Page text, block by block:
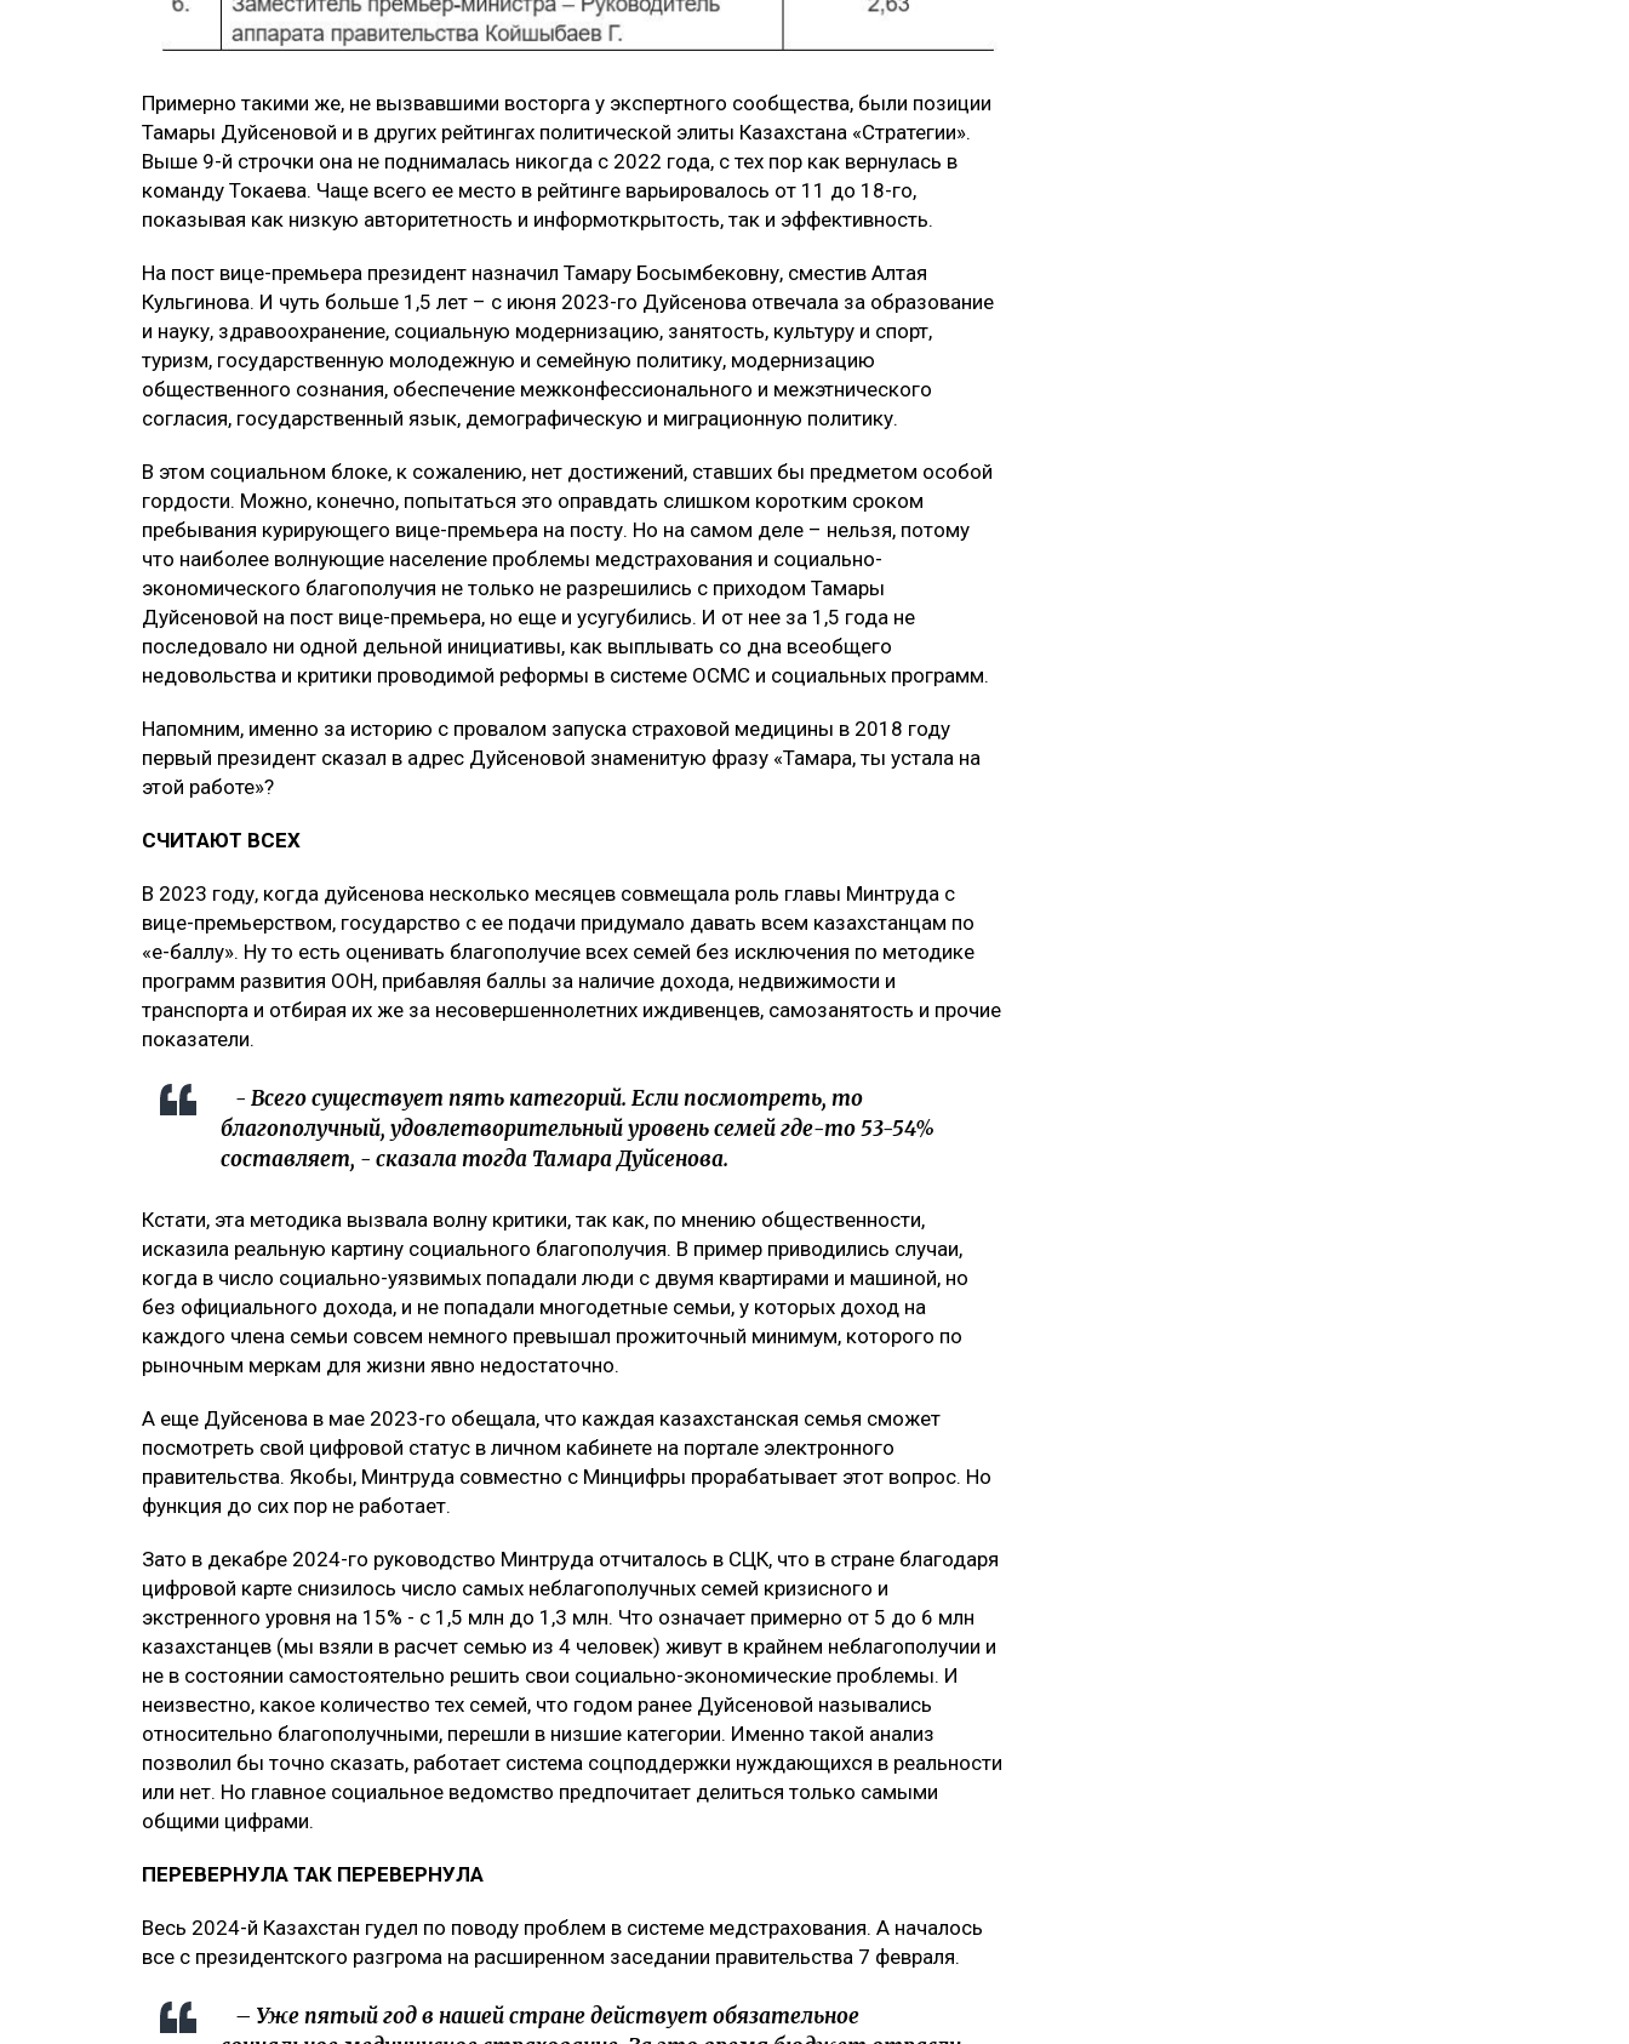
Примерно такими же, не вызвавшими восторга у экспертного сообщества, были позиции
Тамары Дуйсеновой и в других рейтингах политической элиты Казахстана «Стратегии».
Выше 9-й строчки она не поднималась никогда с 2022 года, с тех пор как вернулась в
команду Токаева. Чаще всего ее место в рейтинге варьировалось от 11 до 18-го,
показывая как низкую авторитетность и информоткрытость, так и эффективность.
На пост вице-премьера президент назначил Тамару Босымбековну, сместив Алтая
Кульгинова. И чуть больше 1,5 лет – с июня 2023-го Дуйсенова отвечала за образование
и науку, здравоохранение, социальную модернизацию, занятость, культуру и спорт,
туризм, государственную молодежную и семейную политику, модернизацию
общественного сознания, обеспечение межконфессионального и межэтнического
согласия, государственный язык, демографическую и миграционную политику.
В этом социальном блоке, к сожалению, нет достижений, ставших бы предметом особой
гордости. Можно, конечно, попытаться это оправдать слишком коротким сроком
пребывания курирующего вице-премьера на посту. Но на самом деле – нельзя, потому
что наиболее волнующие население проблемы медстрахования и социально-
экономического благополучия не только не разрешились с приходом Тамары
Дуйсеновой на пост вице-премьера, но еще и усугубились. И от нее за 1,5 года не
последовало ни одной дельной инициативы, как выплывать со дна всеобщего
недовольства и критики проводимой реформы в системе ОСМС и социальных программ.
Напомним, именно за историю с провалом запуска страховой медицины в 2018 году
первый президент сказал в адрес Дуйсеновой знаменитую фразу «Тамара, ты устала на
этой работе»?
СЧИТАЮТ ВСЕХ
В 2023 году, когда дуйсенова несколько месяцев совмещала роль главы Минтруда с
вице-премьерством, государство с ее подачи придумало давать всем казахстанцам по
«е-баллу». Ну то есть оценивать благополучие всех семей без исключения по методике
программ развития ООН, прибавляя баллы за наличие дохода, недвижимости и
транспорта и отбирая их же за несовершеннолетних иждивенцев, самозанятость и прочие
показатели.
- Всего существует пять категорий. Если посмотреть, то
благополучный, удовлетворительный уровень семей где-то 53-54%
составляет, - сказала тогда Тамара Дуйсенова.
Кстати, эта методика вызвала волну критики, так как, по мнению общественности,
исказила реальную картину социального благополучия. В пример приводились случаи,
когда в число социально-уязвимых попадали люди с двумя квартирами и машиной, но
без официального дохода, и не попадали многодетные семьи, у которых доход на
каждого члена семьи совсем немного превышал прожиточный минимум, которого по
рыночным меркам для жизни явно недостаточно.
А еще Дуйсенова в мае 2023-го обещала, что каждая казахстанская семья сможет
посмотреть свой цифровой статус в личном кабинете на портале электронного
правительства. Якобы, Минтруда совместно с Минцифры прорабатывает этот вопрос. Но
функция до сих пор не работает.
Зато в декабре 2024-го руководство Минтруда отчиталось в СЦК, что в стране благодаря
цифровой карте снизилось число самых неблагополучных семей кризисного и
экстренного уровня на 15% - с 1,5 млн до 1,3 млн. Что означает примерно от 5 до 6 млн
казахстанцев (мы взяли в расчет семью из 4 человек) живут в крайнем неблагополучии и
не в состоянии самостоятельно решить свои социально-экономические проблемы. И
неизвестно, какое количество тех семей, что годом ранее Дуйсеновой назывались
относительно благополучными, перешли в низшие категории. Именно такой анализ
позволил бы точно сказать, работает система соцподдержки нуждающихся в реальности
или нет. Но главное социальное ведомство предпочитает делиться только самыми
общими цифрами.
ПЕРЕВЕРНУЛА ТАК ПЕРЕВЕРНУЛА
Весь 2024-й Казахстан гудел по поводу проблем в системе медстрахования. А началось
все с президентского разгрома на расширенном заседании правительства 7 февраля.
– Уже пятый год в нашей стране действует обязательное